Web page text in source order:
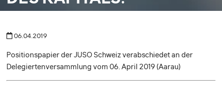
06.04.2019
Positionspapier der JUSO Schweiz verabschiedet an der
Delegiertenversammlung vom 06. April 2019 (Aarau)